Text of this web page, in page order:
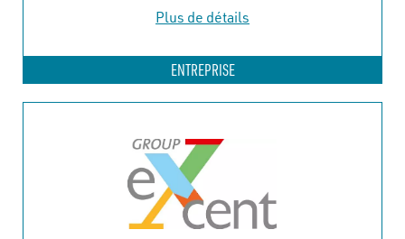
Plus de détails
ENTREPRISE